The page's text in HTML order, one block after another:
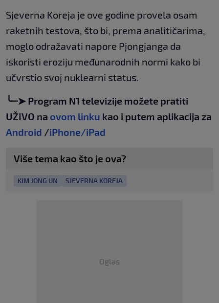
Sjeverna Koreja je ove godine provela osam
raketnih testova, što bi, prema analitičarima,
moglo odražavati napore Pjongjanga da
iskoristi eroziju međunarodnih normi kako bi
učvrstio svoj nuklearni status.
╰┈➤ Program N1 televizije možete pratiti
UŽIVO na ovom linku kao i putem aplikacija za
Android /iPhone/iPad
Više tema kao što je ova?
KIM JONG UN SJEVERNA KOREJA
Oglas